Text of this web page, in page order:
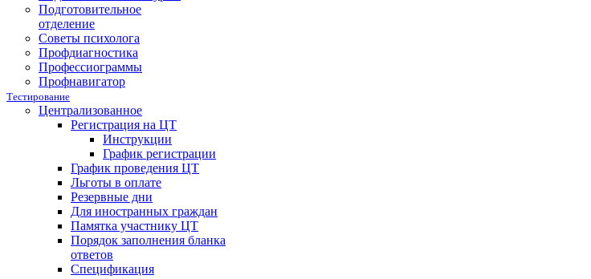
Подготовительное
отделение
Советы психолога
Профдиагностика
Профессиограммы
Профнавигатор
Тестирование
Централизованное
Регистрация на ЦТ
Инструкции
График регистрации
График проведения ЦТ
Льготы в оплате
Резервные дни
Для иностранных граждан
Памятка участнику ЦТ
Порядок заполнения бланка
ответов
Спецификация